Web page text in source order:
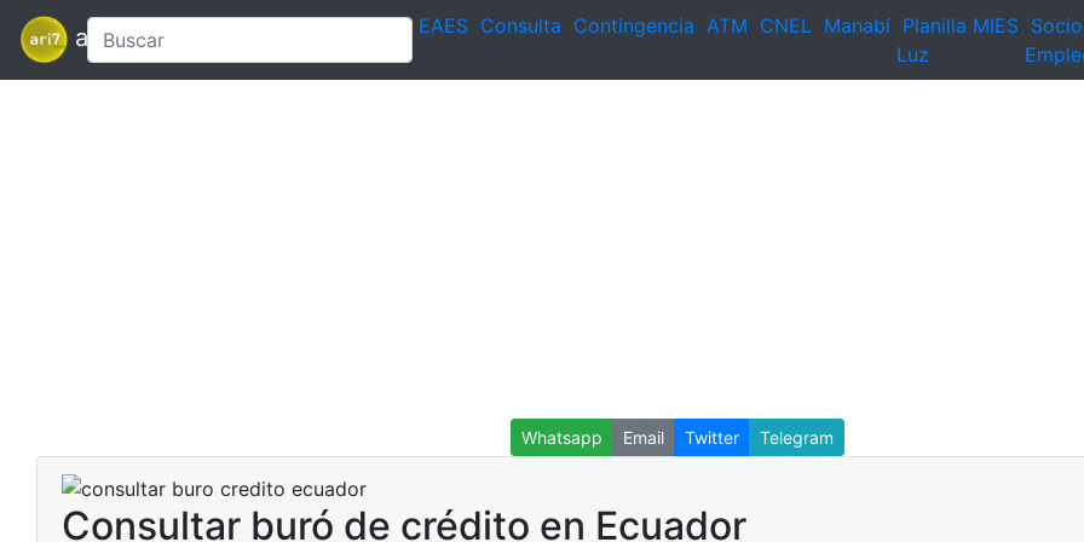
ari7 EAES Consulta Contingencia ATM CNEL Manabí Planilla
Luz
MIES Socio
Whatsapp Email Twitter Telegram
Consultar buró de crédito en Ecuador